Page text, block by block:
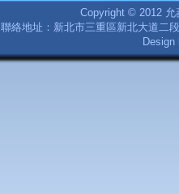
Copyright © 2012 允
聯絡地址：新北市三重區新北大道二
Design